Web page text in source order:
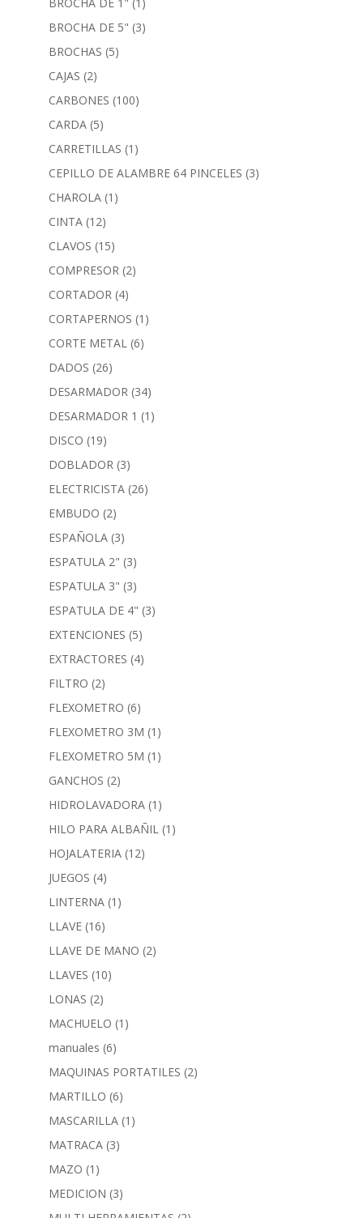
BROCHA DE 5" (3)
BROCHAS (5)
CAJAS (2)
CARBONES (100)
CARDA (5)
CARRETILLAS (1)
CEPILLO DE ALAMBRE 64 PINCELES (3)
CHAROLA (1)
CINTA (12)
CLAVOS (15)
COMPRESOR (2)
CORTADOR (4)
CORTAPERNOS (1)
CORTE METAL (6)
DADOS (26)
DESARMADOR (34)
DESARMADOR 1 (1)
DISCO (19)
DOBLADOR (3)
ELECTRICISTA (26)
EMBUDO (2)
ESPAÑOLA (3)
ESPATULA 2" (3)
ESPATULA 3" (3)
ESPATULA DE 4" (3)
EXTENCIONES (5)
EXTRACTORES (4)
FILTRO (2)
FLEXOMETRO (6)
FLEXOMETRO 3M (1)
FLEXOMETRO 5M (1)
GANCHOS (2)
HIDROLAVADORA (1)
HILO PARA ALBAÑIL (1)
HOJALATERIA (12)
JUEGOS (4)
LINTERNA (1)
LLAVE (16)
LLAVE DE MANO (2)
LLAVES (10)
LONAS (2)
MACHUELO (1)
manuales (6)
MAQUINAS PORTATILES (2)
MARTILLO (6)
MASCARILLA (1)
MATRACA (3)
MAZO (1)
MEDICION (3)